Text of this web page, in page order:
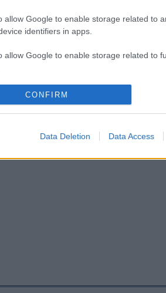
allow Google to enable storage related to
identifiers in apps.
allow Google to enable storage related to
allow Google to enable storage related to
functionality and fraud prevention,
CONFIRM
Data Deletion Data Access